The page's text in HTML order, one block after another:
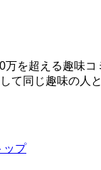
を超える趣味コ
て同じ趣味の人
ップ